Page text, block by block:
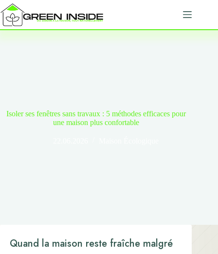
Passer
au
contenu
Isoler ses fenêtres sans travaux : 5 méthodes efficaces pour
une maison plus confortable
Quand la maison reste fraîche malgré